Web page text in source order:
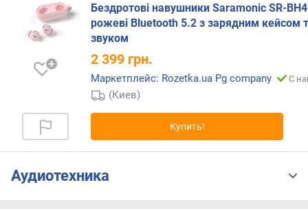
к
д
е
е
м
п
о
Бездротові навушники Saramonic SR-
рожеві Bluetooth 5.2 з зарядним кейсом
звуком
2 399 грн.
Маркетплейс: Rozetka.ua Pg company С
(Киев)
Купить!
Аудиотехника